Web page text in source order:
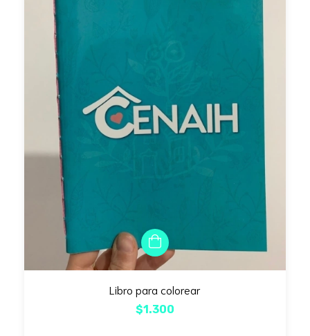
Libro para colorear
$1.300